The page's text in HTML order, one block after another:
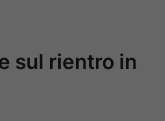
sul rientro in